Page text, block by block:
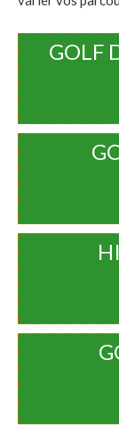
GOLF